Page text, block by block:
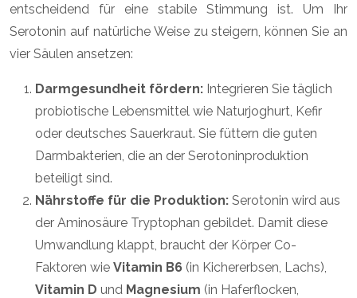
entscheidend für eine stabile Stimmung ist. Um Ihr
Serotonin auf natürliche Weise zu steigern, können Sie an
vier Säulen ansetzen:
Darmgesundheit fördern: Integrieren Sie täglich
probiotische Lebensmittel wie Naturjoghurt, Kefir
oder deutsches Sauerkraut. Sie füttern die guten
Darmbakterien, die an der Serotoninproduktion
beteiligt sind.
Nährstoffe für die Produktion: Serotonin wird aus
der Aminosäure Tryptophan gebildet. Damit diese
Umwandlung klappt, braucht der Körper Co-
Faktoren wie Vitamin B6 (in Kichererbsen, Lachs),
Vitamin D und Magnesium (in Haferflocken,